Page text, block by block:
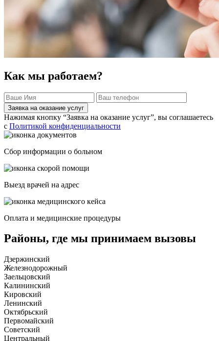
Как мы работаем?
Заявка на оказание услуг
Нажимая кнопку “Заявка на оказание услуг”, вы соглашаетесь
с Политикой конфиденциальности
Сбор информации о больном
Выезд врачей на адрес
Оплата и медицинские процедуры
Районы, где мы принимаем вызовы
Дзержинский
Железнодорожный
Заельцовский
Калининский
Кировский
Ленинский
Октябрьский
Первомайский
Советский
Центральный